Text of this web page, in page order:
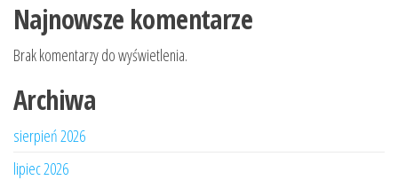
Najnowsze komentarze
Brak komentarzy do wyświetlenia.
Archiwa
sierpień 2026
lipiec 2026